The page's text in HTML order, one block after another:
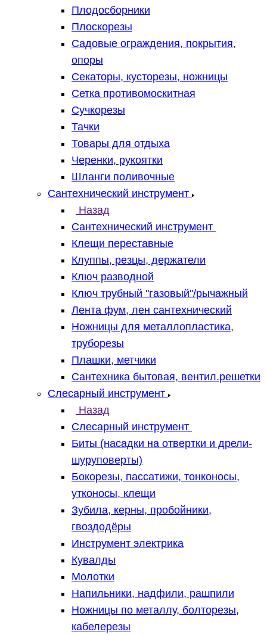
Плодосборники
Плоскорезы
Садовые ограждения, покрытия,
опоры
Секаторы, кусторезы, ножницы
Сетка противомоскитная
Сучкорезы
Тачки
Товары для отдыха
Черенки, рукоятки
Шланги поливочные
Сантехнический инструмент
Назад
Сантехнический инструмент
Клещи переставные
Клуппы, резцы, держатели
Ключ разводной
Ключ трубный "газовый"/рычажный
Лента фум, лен сантехнический
Ножницы для металлопластика,
труборезы
Плашки, метчики
Сантехника бытовая, вентил.решетки
Слесарный инструмент
Назад
Слесарный инструмент
Биты (насадки на отвертки и дрели-
шуруповерты)
Бокорезы, пассатижи, тонконосы,
утконосы, клещи
Зубила, керны, пробойники,
гвоздодёры
Инструмент электрика
Кувалды
Молотки
Напильники, надфили, рашпили
Ножницы по металлу, болторезы,
кабелерезы